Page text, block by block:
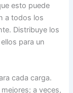
esto puede
a todos los
Distribuye los
para un
cada carga.
a veces,